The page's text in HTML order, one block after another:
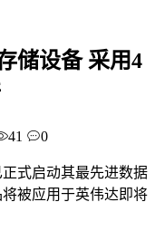
储设备 采用4
41 0
式启动其最先进数据
被应用于英伟达即将